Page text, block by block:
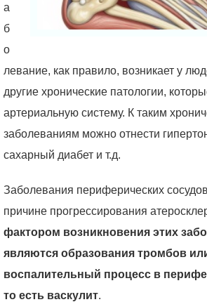
а
б
о
левание, как правило, возникает у
другие хронические патологии,
артериальную систему. К таким
заболеваниям можно отнести
сахарный диабет и т.д.
Заболевания периферических
причине прогрессирования
фактором возникновения этих
являются образования тромбов
воспалительный процесс в
то есть васкулит.